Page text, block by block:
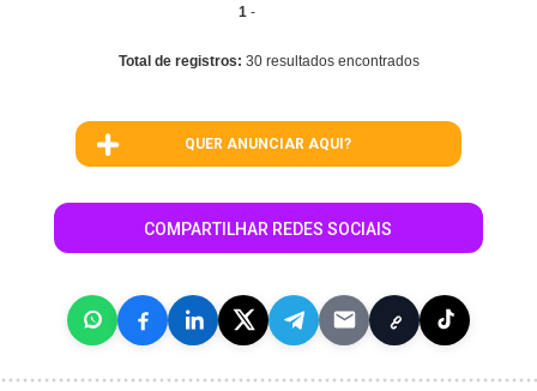
1 -
Total de registros: 30 resultados encontrados
QUER ANUNCIAR AQUI?
COMPARTILHAR REDES SOCIAIS